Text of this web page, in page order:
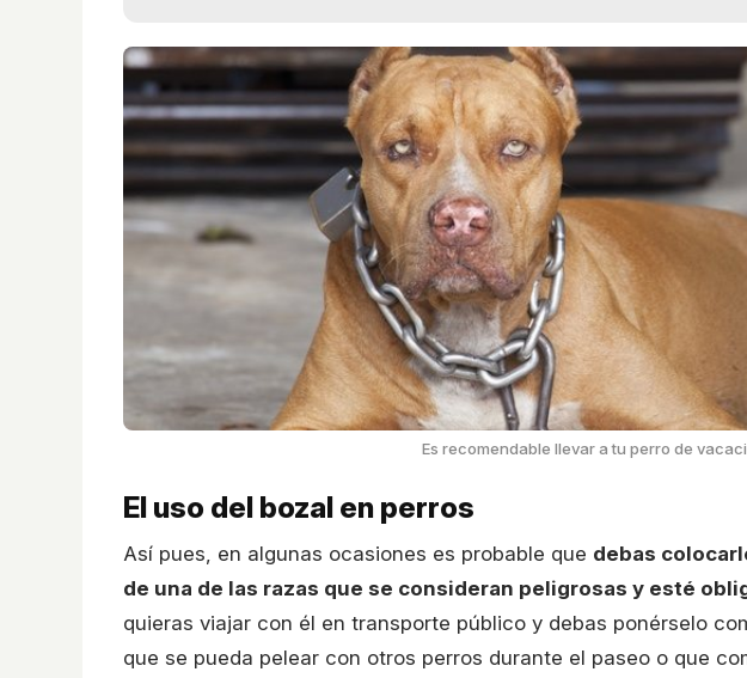
Es recomendable llevar a tu perro de
El uso del bozal en perros
Así pues, en algunas ocasiones es probable que debas
de una de las razas que se consideran peligrosas y esté
quieras viajar con él en transporte público y debas ponérselo
que se pueda pelear con otros perros durante el paseo o que